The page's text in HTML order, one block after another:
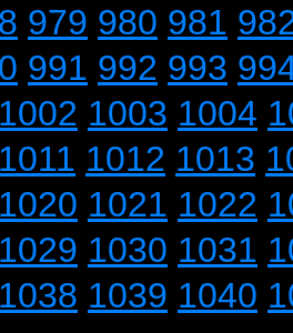
979 980 981
991 992 993
1002 1003 1004
1011 1012 1013
1020 1021 1022
1029 1030 1031
1038 1039 1040